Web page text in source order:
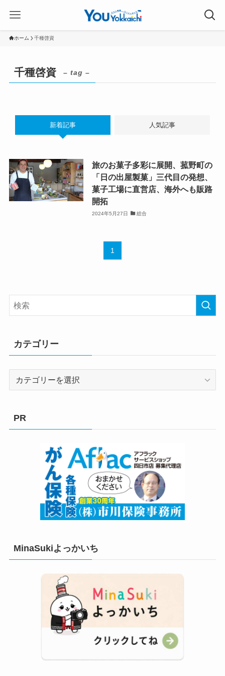
ホーム 千種啓資
千種啓資 – tag –
新着記事 人気記事
旅のお菓子多彩に展開、菰野町の
「日の出屋製菓」三代目の発想、
菓子工場に直営店、海外へも販路
開拓
2024年5月27日 総合
1
カテゴリー
PR
MinaSukiよっかいち